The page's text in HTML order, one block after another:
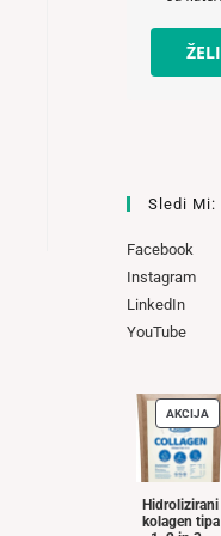
Sledi Mi:
Facebook
Instagram
LinkedIn
YouTube
AKCIJA
V
Hidrolizirani
kolagen tipa